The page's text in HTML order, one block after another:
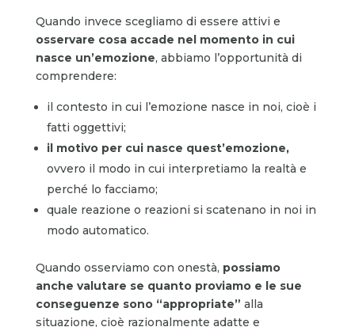
Quando invece scegliamo di essere attivi e
osservare cosa accade nel momento in cui
nasce un’emozione, abbiamo l’opportunità di
comprendere:
il contesto in cui l’emozione nasce in noi, cioè i
fatti oggettivi;
il motivo per cui nasce quest’emozione,
ovvero il modo in cui interpretiamo la realtà e
perché lo facciamo;
quale reazione o reazioni si scatenano in noi in
modo automatico.
Quando osserviamo con onestà, possiamo
anche valutare se quanto proviamo e le sue
conseguenze sono “appropriate” alla
situazione, cioè razionalmente adatte e